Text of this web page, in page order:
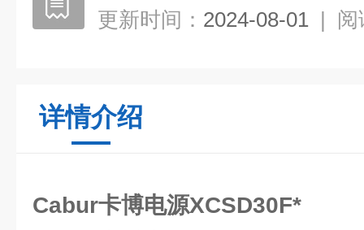
更新时间： 2024-08-01 | 阅
详情介绍
Cabur卡博电源XCSD30F*